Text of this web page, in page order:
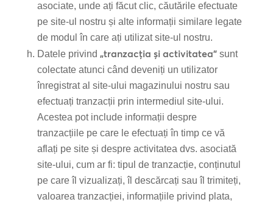
asociate, unde ați făcut clic, căutările efectuate
pe site-ul nostru și alte informații similare legate
de modul în care ați utilizat site-ul nostru.
Datele privind „tranzacția și activitatea”sunt
colectate atunci când deveniți un utilizator
înregistrat al site-ului magazinului nostru sau
efectuați tranzacții prin intermediul site-ului.
Acestea pot include informații despre
tranzacțiile pe care le efectuați în timp ce vă
aflați pe site și despre activitatea dvs. asociată
site-ului, cum ar fi: tipul de tranzacție, conținutul
pe care îl vizualizați, îl descărcați sau îl trimiteți,
valoarea tranzacției, informațiile privind plata,